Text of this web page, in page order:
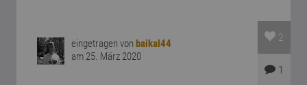
eingetragen vonbaikal44
am 25. März 2020
2
1